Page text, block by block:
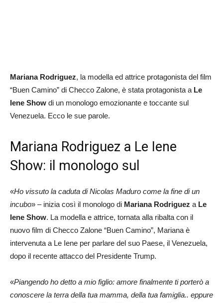
Mariana Rodriguez, la modella ed attrice protagonista del film
“Buen Camino” di Checco Zalone, è stata protagonista a Le
Iene Show di un monologo emozionante e toccante sul
Venezuela. Ecco le sue parole.
Mariana Rodriguez a Le Iene
Show: il monologo sul
«Ho vissuto la caduta di Nicolas Maduro come la fine di un
incubo» – inizia così il monologo di Mariana Rodriguez a Le
Iene Show. La modella e attrice, tornata alla ribalta con il
nuovo film di Checco Zalone “Buen Camino”, Mariana è
intervenuta a Le Iene per parlare del suo Paese, il Venezuela,
dopo il recente attacco del Presidente Trump.
«Piangendo ho detto a mio figlio: amore finalmente ti porterò a
conoscere la terra della tua mamma, della tua famiglia.. eppure